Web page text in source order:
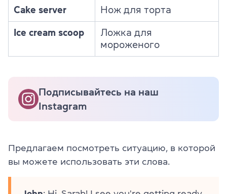
Cake server Нож для торта
Ice cream scoop
Ложка для
мороженого
Подписывайтесь на наш
Instagram
Предлагаем посмотреть ситуацию, в которой
вы можете использовать эти слова.